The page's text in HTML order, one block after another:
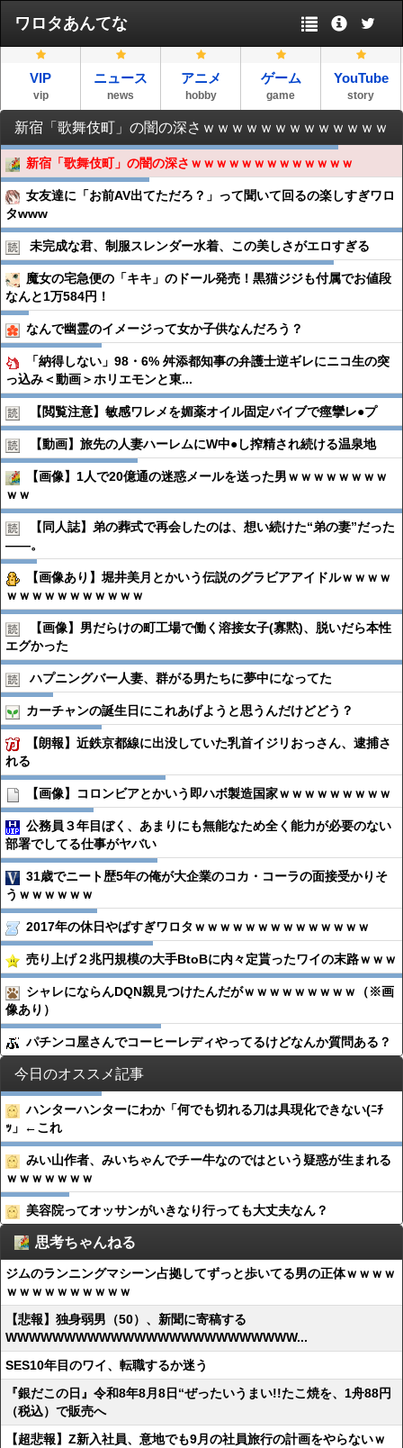
ワロタあんてな
VIP
vip
ニュース
news
アニメ
hobby
ゲーム
game
YouTube
story
新宿「歌舞伎町」の闇の深さｗｗｗｗｗｗｗｗｗｗｗｗｗ
新宿「歌舞伎町」の闇の深さｗｗｗｗｗｗｗｗｗｗｗｗｗ
女友達に「お前AV出てただろ？」って聞いて回るの楽しすぎワロ
タwww
未完成な君、制服スレンダー水着、この美しさがエロすぎる
魔女の宅急便の「キキ」のドール発売！黒猫ジジも付属でお値段
なんと1万584円！
なんで幽霊のイメージって女か子供なんだろう？
「納得しない」98・6% 舛添都知事の弁護士逆ギレにニコ生の突
っ込み＜動画＞ホリエモンと東...
【閲覧注意】敏感ワレメを媚薬オイル固定バイブで痙攣レ●︎プ
【動画】旅先の人妻ハーレムにW中●︎し搾精され続ける温泉地
【画像】1人で20億通の迷惑メールを送った男ｗｗｗｗｗｗｗｗ
ｗｗ
【同人誌】弟の葬式で再会したのは、想い続けた“弟の妻”だった
――。
【画像あり】堀井美月とかいう伝説のグラビアアイドルｗｗｗｗ
ｗｗｗｗｗｗｗｗｗｗｗ
【画像】男だらけの町工場で働く溶接女子(寡黙)、脱いだら本性
エグかった
ハプニングバー人妻、群がる男たちに夢中になってた
カーチャンの誕生日にこれあげようと思うんだけどどう？
【朗報】近鉄京都線に出没していた乳首イジリおっさん、逮捕さ
れる
【画像】コロンビアとかいう即ハボ製造国家ｗｗｗｗｗｗｗｗｗ
公務員３年目ぼく、あまりにも無能なため全く能力が必要のない
部署でしてる仕事がヤバい
31歳でニート歴5年の俺が大企業のコカ・コーラの面接受かりそ
うｗｗｗｗｗｗ
2017年の休日やばすぎワロタｗｗｗｗｗｗｗｗｗｗｗｗｗｗ
売り上げ２兆円規模の大手BtoBに内々定貰ったワイの末路ｗｗｗ
シャレにならんDQN親見つけたんだがｗｗｗｗｗｗｗｗｗ（※画
像あり）
パチンコ屋さんでコーヒーレディやってるけどなんか質問ある？
今日のオススメ記事
ハンターハンターにわか「何でも切れる刀は具現化できない(ﾆﾁ
ｯ」←これ
みい山作者、みいちゃんでチー牛なのではという疑惑が生まれる
ｗｗｗｗｗｗｗ
美容院ってオッサンがいきなり行っても大丈夫なん？
思考ちゃんねる
ジムのランニングマシーン占拠してずっと歩いてる男の正体ｗｗｗｗ
ｗｗｗｗｗｗｗｗｗｗ
【悲報】独身弱男（50）、新聞に寄稿する
WWWWWWWWWWWWWWWWWWWWWWWWW...
SES10年目のワイ、転職するか迷う
『銀だこの日』令和8年8月8日“ぜったいうまい!!たこ焼を、1舟88円
（税込）で販売へ
【超悲報】Z新入社員、意地でも9月の社員旅行の計画をやらないｗ